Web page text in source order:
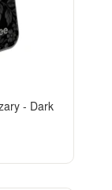
- Dark